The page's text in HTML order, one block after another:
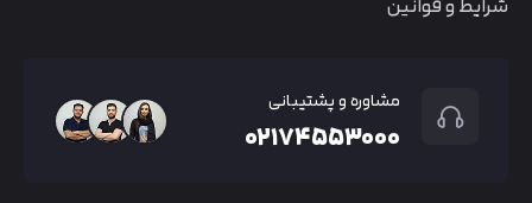
مشاوره و پشتیبانی
۰۲۱۷۴۵۵۳۰۰۰